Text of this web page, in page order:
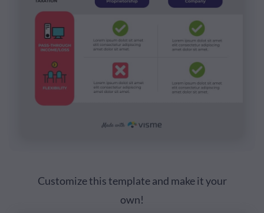
Customize this template and make it your
own!